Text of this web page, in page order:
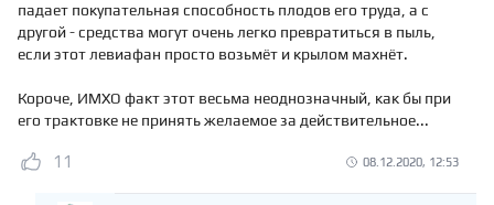
падает покупательная способность плодов его труда, а с
другой - средства могут очень легко превратиться в пыль,
если этот левиафан просто возьмёт и крылом махнёт.
Короче, ИМХО факт этот весьма неоднозначный, как бы при
его трактовке не принять желаемое за действительное...
11 08.12.2020, 12:53